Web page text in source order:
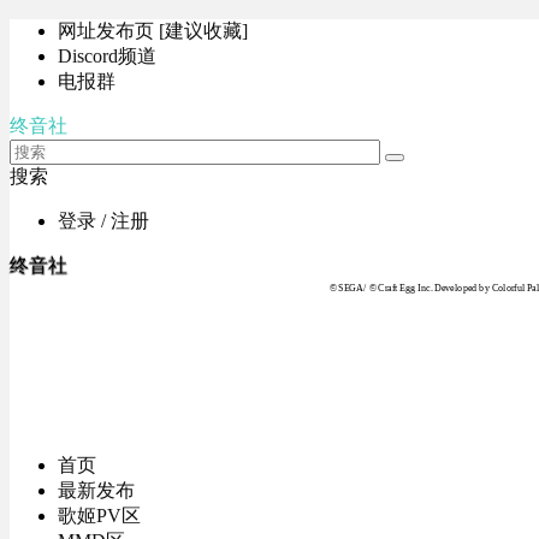
网址发布页 [建议收藏]
Discord频道
电报群
终音社
搜索
登录 / 注册
终音社
© SEGA / © Craft Egg Inc. Developed by Colorful
首页
最新发布
歌姬PV区